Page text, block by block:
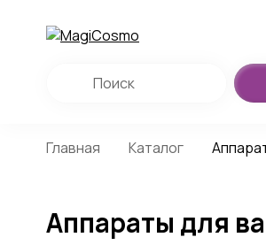
Главная Каталог
Аппараты для